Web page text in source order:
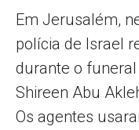
Em Jerusalém,
polícia de Israel
durante o
Shireen Abu
Os agentes